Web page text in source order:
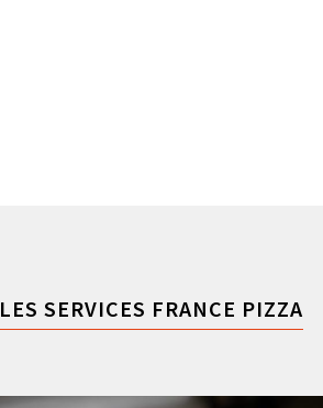
LES SERVICES FRANCE PIZZA